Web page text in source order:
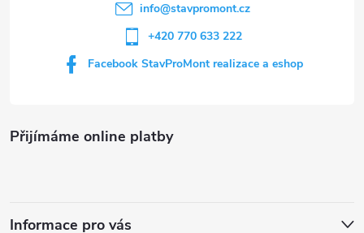
v
i
Přijímáme online platby
Informace pro vás
info@stavpromont.cz
+420 770 633 222
Facebook StavProMont realizace a eshop